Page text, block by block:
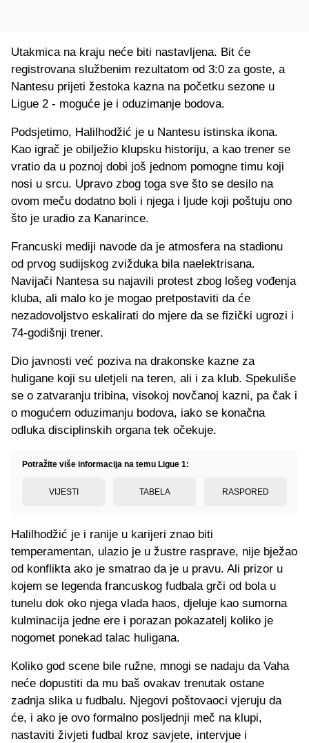
Utakmica na kraju neće biti nastavljena. Bit će
registrovana službenim rezultatom od 3:0 za goste, a
Nantesu prijeti žestoka kazna na početku sezone u
Ligue 2 - moguće je i oduzimanje bodova.
Podsjetimo, Halilhodžić je u Nantesu istinska ikona.
Kao igrač je obilježio klupsku historiju, a kao trener se
vratio da u poznoj dobi još jednom pomogne timu koji
nosi u srcu. Upravo zbog toga sve što se desilo na
ovom meču dodatno boli i njega i ljude koji poštuju ono
što je uradio za Kanarince.
Francuski mediji navode da je atmosfera na stadionu
od prvog sudijskog zvižduka bila naelektrisana.
Navijači Nantesa su najavili protest zbog lošeg vođenja
kluba, ali malo ko je mogao pretpostaviti da će
nezadovoljstvo eskalirati do mjere da se fizički ugrozi i
74-godišnji trener.
Dio javnosti već poziva na drakonske kazne za
huligane koji su uletjeli na teren, ali i za klub. Spekuliše
se o zatvaranju tribina, visokoj novčanoj kazni, pa čak i
o mogućem oduzimanju bodova, iako se konačna
odluka disciplinskih organa tek očekuje.
Potražite više informacija na temu Ligue 1:
VIJESTI TABELA RASPORED
Halilhodžić je i ranije u karijeri znao biti
temperamentan, ulazio je u žustre rasprave, nije bježao
od konflikta ako je smatrao da je u pravu. Ali prizor u
kojem se legenda francuskog fudbala grči od bola u
tunelu dok oko njega vlada haos, djeluje kao sumorna
kulminacija jedne ere i porazan pokazatelj koliko je
nogomet ponekad talac huligana.
Koliko god scene bile ružne, mnogi se nadaju da Vaha
neće dopustiti da mu baš ovakav trenutak ostane
zadnja slika u fudbalu. Njegovi poštovaoci vjeruju da
će, i ako je ovo formalno posljednji meč na klupi,
nastaviti živjeti fudbal kroz savjete, intervjue i